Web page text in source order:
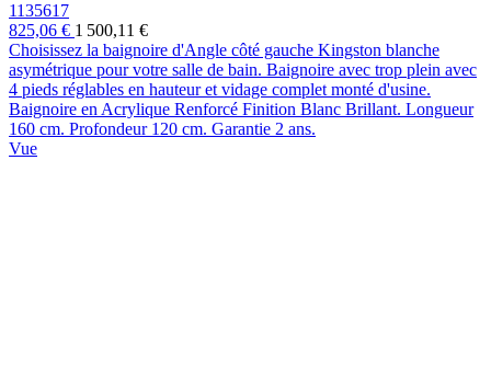
1135617
825,06 € 1 500,11 €
Choisissez la baignoire d'Angle côté gauche Kingston blanche
asymétrique pour votre salle de bain. Baignoire avec trop plein avec
4 pieds réglables en hauteur et vidage complet monté d'usine.
Baignoire en Acrylique Renforcé Finition Blanc Brillant. Longueur
160 cm. Profondeur 120 cm. Garantie 2 ans.
Vue